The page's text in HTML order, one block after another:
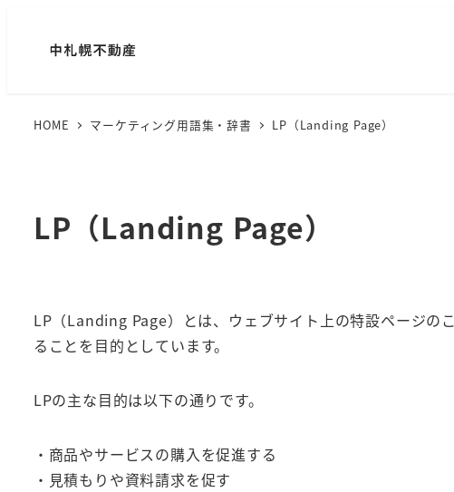
HOME マーケティング用語集・辞書 LP（Landing Page）
LP（Landing Page）
LP（Landing Page）とは、ウェブサイト上の特設ページの
ることを目的としています。
LPの主な目的は以下の通りです。
・商品やサービスの購入を促進する
・見積もりや資料請求を促す